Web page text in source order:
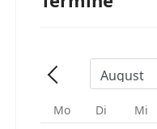
Mo Di Mi